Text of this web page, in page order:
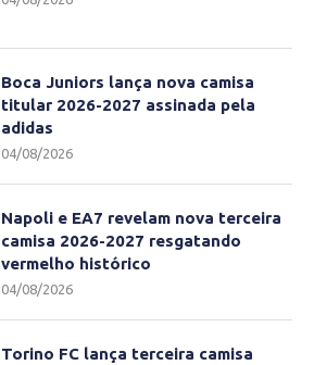
Boca Juniors lança nova camisa
titular 2026-2027 assinada pela
adidas
04/08/2026
Napoli e EA7 revelam nova terceira
camisa 2026-2027 resgatando
vermelho histórico
04/08/2026
Torino FC lança terceira camisa